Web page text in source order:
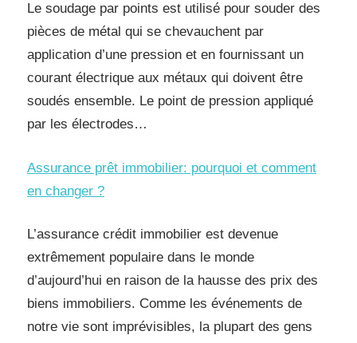
Le soudage par points est utilisé pour souder des
pièces de métal qui se chevauchent par
application d’une pression et en fournissant un
courant électrique aux métaux qui doivent être
soudés ensemble. Le point de pression appliqué
par les électrodes…
Assurance prêt immobilier: pourquoi et comment
en changer ?
L’assurance crédit immobilier est devenue
extrêmement populaire dans le monde
d’aujourd’hui en raison de la hausse des prix des
biens immobiliers. Comme les événements de
notre vie sont imprévisibles, la plupart des gens